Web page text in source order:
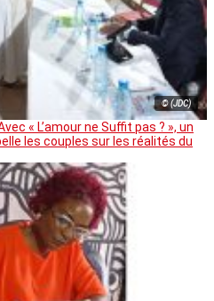
© (JDC)
« L’amour ne Suffit pas ? », un
les couples sur les réalités du